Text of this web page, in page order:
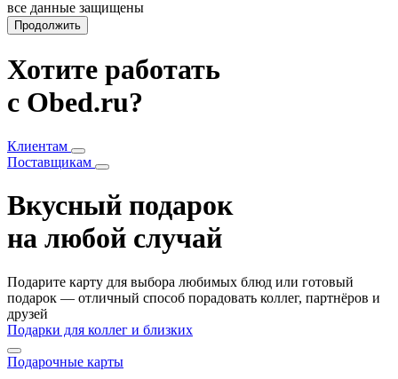
все данные защищены
Продолжить
Хотите работать
с Obed.ru?
Клиентам
Поставщикам
Вкусный подарок
на любой случай
Подарите карту для выбора любимых блюд или готовый
подарок — отличный способ порадовать коллег, партнёров и
друзей
Подарки для коллег и близких
Подарочные карты